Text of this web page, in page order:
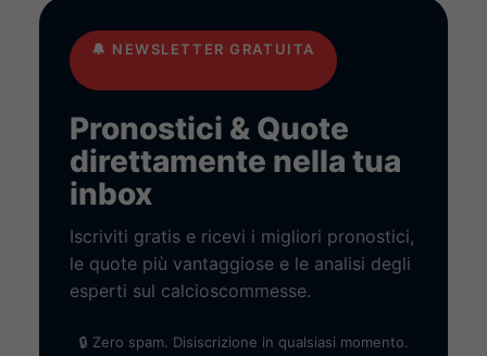
🔔 NEWSLETTER GRATUITA
Pronostici & Quote
direttamente nella tua
inbox
Iscriviti gratis e ricevi i migliori pronostici,
le quote più vantaggiose e le analisi degli
esperti sul calcioscommesse.
🔒 Zero spam. Disiscrizione in qualsiasi momento.